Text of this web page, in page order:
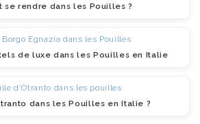
se rendre dans les Pouilles ?
de luxe dans les Pouilles en Italie
dans les Pouilles en Italie ?